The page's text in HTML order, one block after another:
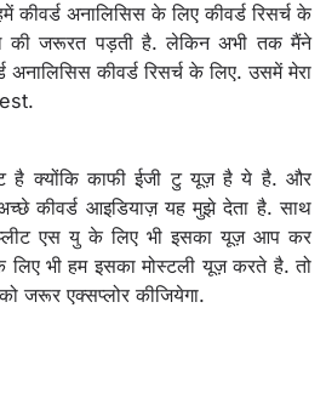
अनालिसिस के लिए कीवर्ड रिसर्च के
की जरूरत पड़ती है. लेकिन अभी तक मैंने
कीवर्ड रिसर्च के लिए. उसमें मेरा
है क्योंकि काफी ईजी टु यूज़ है ये है. और
कीवर्ड आइडियाज़ यह मुझे देता है. साथ
एस यु के लिए भी इसका यूज़ आप कर
भी हम इसका मोस्टली यूज़ करते है. तो
जरूर एक्सप्लोर कीजियेगा.